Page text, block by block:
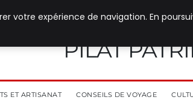
PILAT
ET ARTISANAT CONSEILS DE VOYAGE
votre expérience de navigation. En